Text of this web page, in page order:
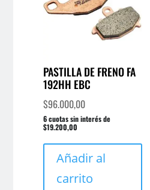
PASTILLA DE FRENO FA
192HH EBC
$96.000,00
6 cuotas sin interés de
$19.200,00
Añadir al
carrito